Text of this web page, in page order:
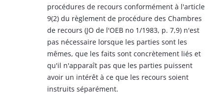
procédures de recours conformément à l'article
9(2) du règlement de procédure des Chambres
de recours (JO de l'OEB no 1/1983, p. 7,9) n'est
pas nécessaire lorsque les parties sont les
mêmes, que les faits sont concrètement liés et
qu'il n'apparaît pas que les parties puissent
avoir un intérêt à ce que les recours soient
instruits séparément.